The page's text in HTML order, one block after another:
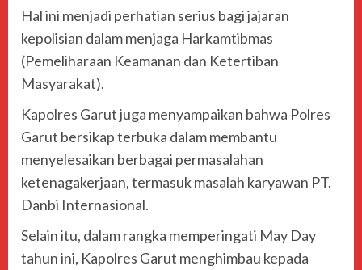
Hal ini menjadi perhatian serius bagi jajaran
kepolisian dalam menjaga Harkamtibmas
(Pemeliharaan Keamanan dan Ketertiban
Masyarakat).
Kapolres Garut juga menyampaikan bahwa Polres
Garut bersikap terbuka dalam membantu
menyelesaikan berbagai permasalahan
ketenagakerjaan, termasuk masalah karyawan PT.
Danbi Internasional.
Selain itu, dalam rangka memperingati May Day
tahun ini, Kapolres Garut menghimbau kepada